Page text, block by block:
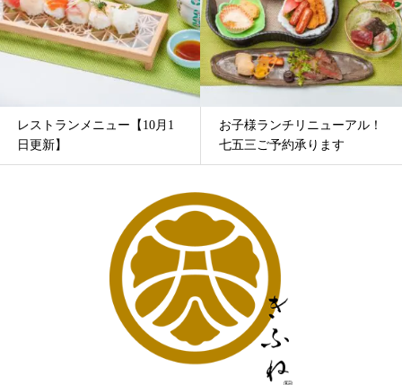
レストランメニュー【10月1
日更新】
お子様ランチリニューアル！
七五三ご予約承ります